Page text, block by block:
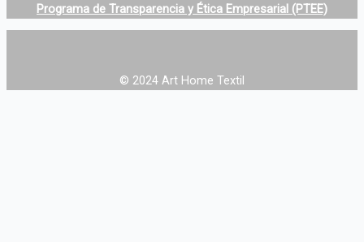
Programa de Transparencia y Ética Empresarial (PTEE)
© 2024 Art Home Textil